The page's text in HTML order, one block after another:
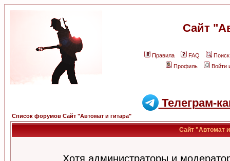
Сайт
Правила FAQ
Поиск
Профиль
Войти
Телеграм-
Список форумов Сайт "Автомат и гитара"
Сайт "Автомат и
Хотя администраторы и